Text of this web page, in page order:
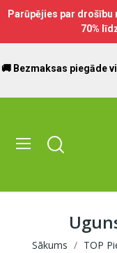
Parūpējies par
70%
🚚 Bezmaksas piegāde
Sākums TOP